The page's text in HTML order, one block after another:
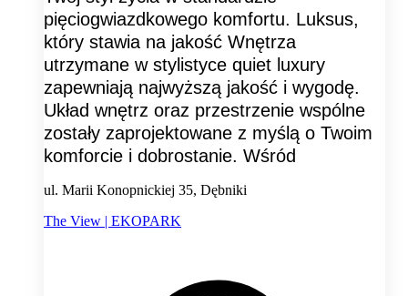
pięciogwiazdkowego komfortu. Luksus,
który stawia na jakość Wnętrza
utrzymane w stylistyce quiet luxury
zapewniają najwyższą jakość i wygodę.
Układ wnętrz oraz przestrzenie wspólne
zostały zaprojektowane z myślą o Twoim
komforcie i dobrostanie. Wśród
ul. Marii Konopnickiej 35, Dębniki
The View | EKOPARK